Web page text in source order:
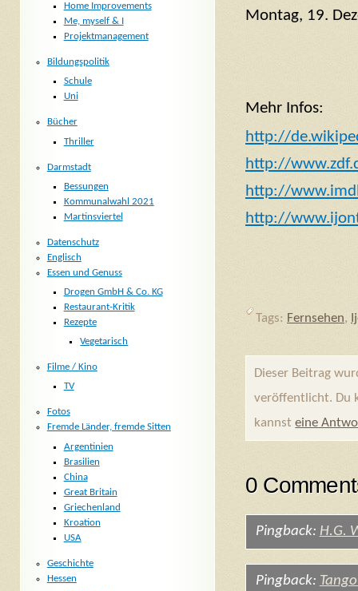
Montag, 19.
Mehr Infos:
http://
http://
http://
http://
Tags: Fernsehen,
Dieser Beitrag
veröffentlicht. Du
kannsteine
0
Pingback: H.G.
Pingback:
Home Improvements
Me, myself & I
Projektmanagement
Bildungspolitik
Schule
Uni
Bücher
Thriller
Darmstadt
Bessungen
Kommunalwahl 2021
Martinsviertel
Datenschutz
Englisch
Essen und Genuss
Drogen GmbH & Co. KG
Restaurant-Kritik
Rezepte
Vegetarisch
Filme / Kino
TV
Fotos
Fremde Länder, fremde Sitten
Argentinien
Brasilien
China
Great Britain
Griechenland
Kroation
USA
Geschichte
Hessen